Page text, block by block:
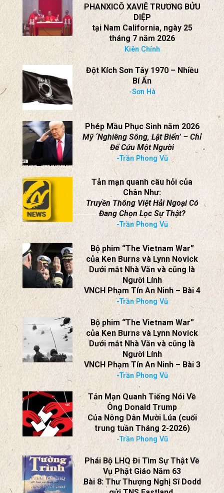
Loan Trở Nên Chai Sạn
TÀI LIỆU VIEW ALL
Thánh lễ MỪNG Á THÁNH
PHANXICÔ XAVIÊ TRƯƠNG BỬU
DIỆP
tại Nam California, ngày 25
tháng 7 năm 2026
Đột Kích Sơn Tây 1970 – Nhiều
Bí Ẩn
-Sơn Hà
Phép Mầu Phục Sinh năm 2026
Mỹ ‘Nghiêng Sông, Lật Biển’ – Chỉ
Để Cứu Một Người
-Trần Phong Vũ
Tản mạn quanh câu hỏi của
Chân Như:
Truyền Thông Việt Hải Ngoại Có
Đang Chọn Lọc Sự Thật?
-Trần Phong Vũ
Bộ phim “The Vietnam War”
của Ken Burns và Lynn Novick
Dưới mắt Nhà Văn và cũng là
Người Lính
VNCH Phạm Tín An Ninh – Bài 4
-Trần Phong Vũ
Bộ phim “The Vietnam War”
của Ken Burns và Lynn Novick
Dưới mắt Nhà Văn và cũng là
Người Lính
VNCH Phạm Tín An Ninh – Bài 3
-Trần Phong Vũ
Tản Mạn Quanh Tiếng Nói Về
Ông Donald Trump
Của Nông Dân Mười Lúa (cuối
trung tuần Tháng 2-2026)